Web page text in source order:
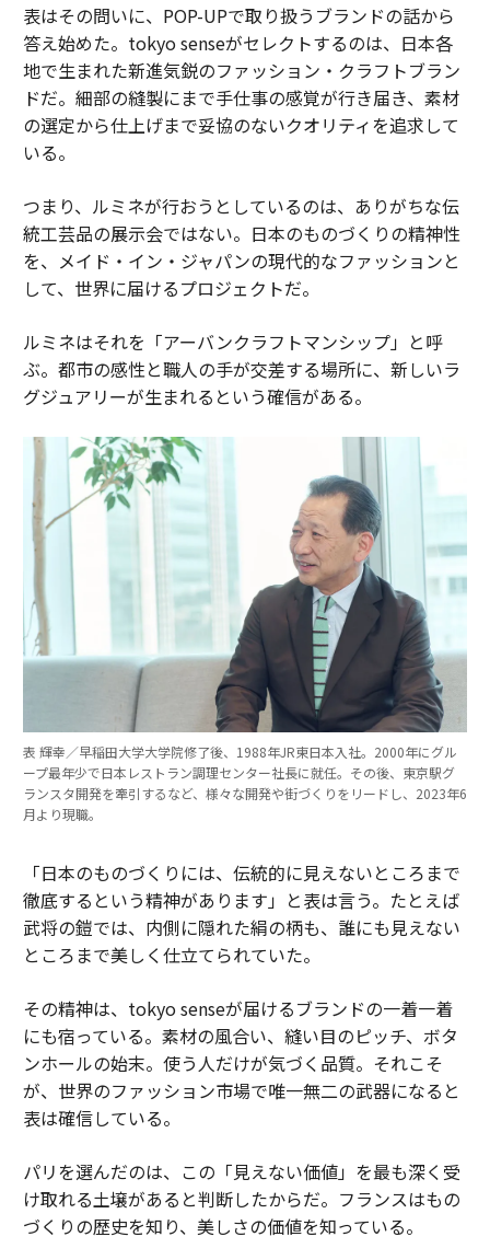
表はその問いに、POP-UPで取り扱うブランドの話から
答え始めた。tokyo senseがセレクトするのは、日本各
地で生まれた新進気鋭のファッション・クラフトブラン
ドだ。細部の縫製にまで手仕事の感覚が行き届き、素材
の選定から仕上げまで妥協のないクオリティを追求して
いる。
つまり、ルミネが行おうとしているのは、ありがちな伝
統工芸品の展示会ではない。日本のものづくりの精神性
を、メイド・イン・ジャパンの現代的なファッションと
して、世界に届けるプロジェクトだ。
ルミネはそれを「アーバンクラフトマンシップ」と呼
ぶ。都市の感性と職人の手が交差する場所に、新しいラ
グジュアリーが生まれるという確信がある。
表 輝幸／早稲田大学大学院修了後、1988年JR東日本入社。2000年にグル
ープ最年少で日本レストラン調理センター社長に就任。その後、東京駅グ
ランスタ開発を牽引するなど、様々な開発や街づくりをリードし、2023年6
月より現職。
「日本のものづくりには、伝統的に見えないところまで
徹底するという精神があります」と表は言う。たとえば
武将の鎧では、内側に隠れた絹の柄も、誰にも見えない
ところまで美しく仕立てられていた。
その精神は、tokyo senseが届けるブランドの一着一着
にも宿っている。素材の風合い、縫い目のピッチ、ボタ
ンホールの始末。使う人だけが気づく品質。それこそ
が、世界のファッション市場で唯一無二の武器になると
表は確信している。
パリを選んだのは、この「見えない価値」を最も深く受
け取れる土壌があると判断したからだ。フランスはもの
づくりの歴史を知り、美しさの価値を知っている。